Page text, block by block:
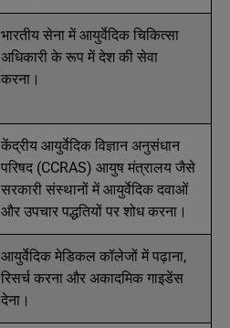
भारतीय सेना में आयुर्वेदिक चिकित्सा
अधिकारी के रूप में देश की सेवा
करना।
केंद्रीय आयुर्वेदिक विज्ञान अनुसंधान
परिषद (CCRAS) आयुष मंत्रालय जैसे
सरकारी संस्थानों में आयुर्वेदिक दवाओं
और उपचार पद्धतियों पर शोध करना।
आयुर्वेदिक मेडिकल कॉलेजों में पढ़ाना,
रिसर्च करना और अकादमिक गाइडेंस
देना।